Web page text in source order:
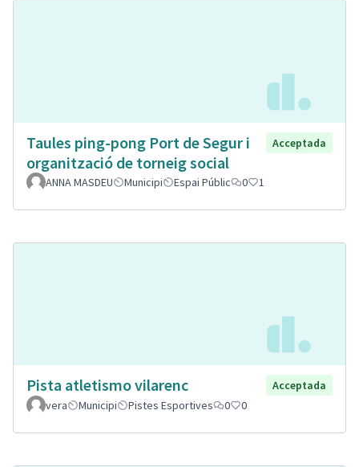
Taules ping-pong Port de Segur i
organització de torneig social
Acceptada
ANNA MASDEU Municipi Espai Públic 0 1
Pista atletismo vilarenc
Acceptada
vera
Municipi Pistes Esportives 0 0